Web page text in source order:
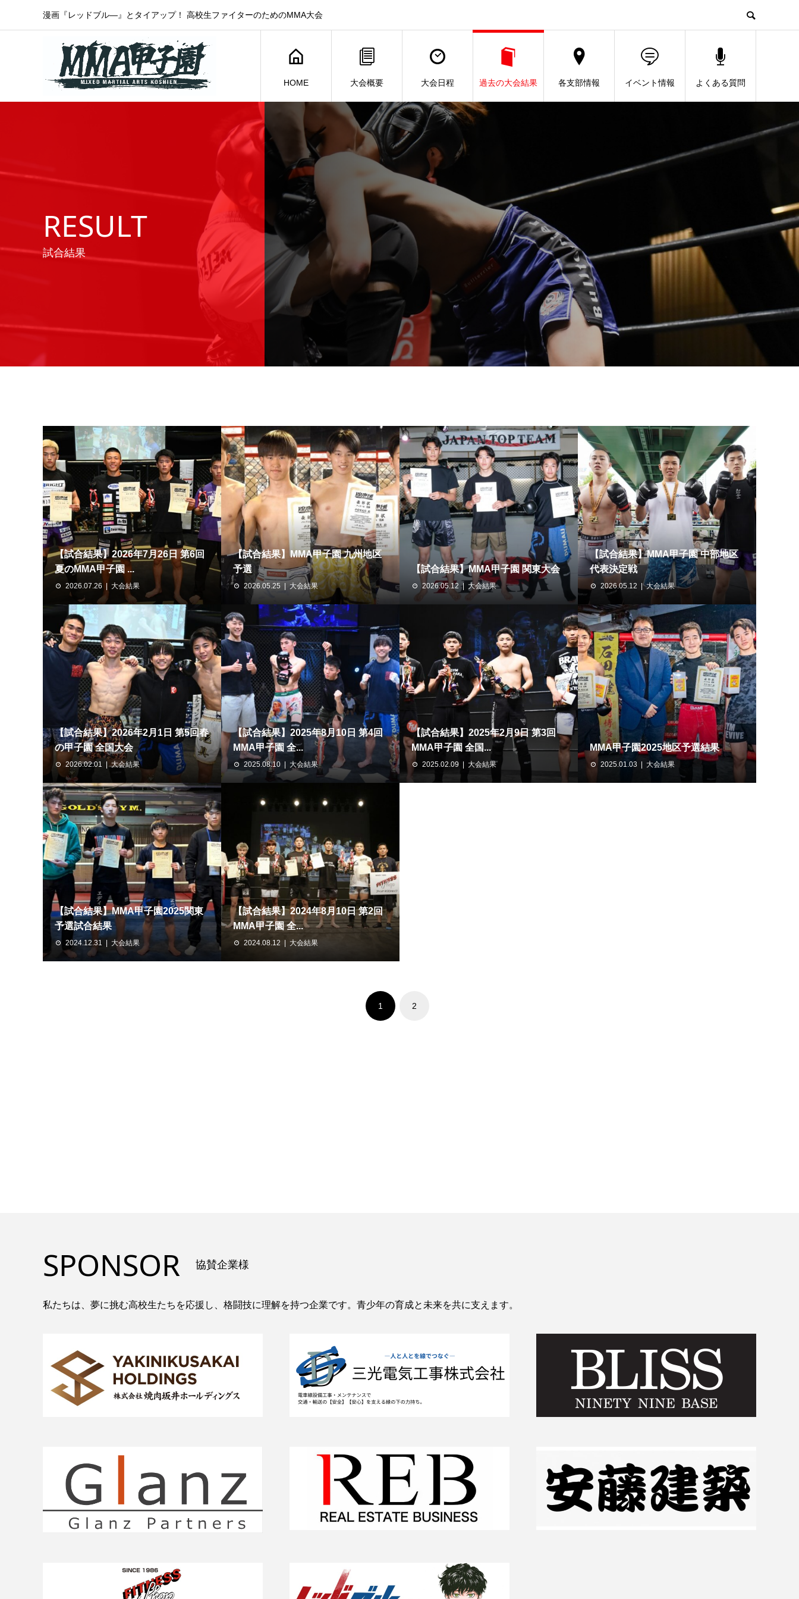
漫画『レッドブル―』とタイアップ！ 高校生ファイターのためのMMA大会
HOME 大会概要 大会日程 過去の大会結果 各支部情報 イベント情報 よくある質問
RESULT
試合結果
【試合結果】2026年7月26日 第6回
夏のMMA甲子園 ...
2026.07.26 大会結果
【試合結果】MMA甲子園 九州地区
予選
2026.05.25 大会結果
【試合結果】MMA甲子園 関東大会
2026.05.12 大会結果
【試合結果】MMA甲子園 中部地区
代表決定戦
2026.05.12 大会結果
【試合結果】2026年2月1日 第5回春
の甲子園 全国大会
2026.02.01 大会結果
【試合結果】2025年8月10日 第4回
MMA甲子園 全...
2025.08.10 大会結果
【試合結果】2025年2月9日 第3回
MMA甲子園 全国...
2025.02.09 大会結果
MMA甲子園2025地区予選結果
2025.01.03 大会結果
【試合結果】MMA甲子園2025関東
予選試合結果
2024.12.31 大会結果
【試合結果】2024年8月10日 第2回
MMA甲子園 全...
2024.08.12 大会結果
1 2
SPONSOR 協賛企業様
私たちは、夢に挑む高校生たちを応援し、格闘技に理解を持つ企業です。青少年の育成と未来を共に支えます。